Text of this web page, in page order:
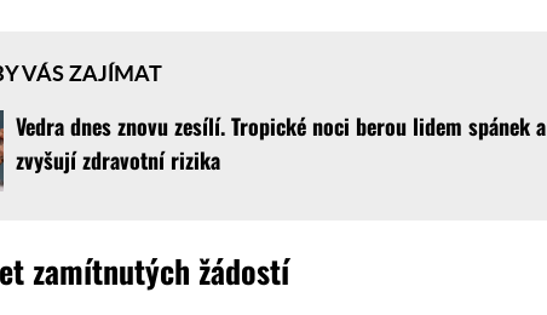
VÁS ZAJÍMAT
Vedra dnes znovu zesílí. Tropické noci berou lidem spánek a
zvyšují zdravotní rizika
zamítnutých žádostí